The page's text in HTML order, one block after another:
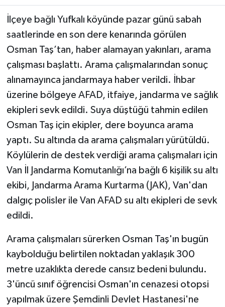
İlçeye bağlı Yufkalı köyünde pazar günü sabah
saatlerinde en son dere kenarında görülen
Osman Taş’tan, haber alamayan yakınları, arama
çalışması başlattı. Arama çalışmalarından sonuç
alınamayınca jandarmaya haber verildi. İhbar
üzerine bölgeye AFAD, itfaiye, jandarma ve sağlık
ekipleri sevk edildi. Suya düştüğü tahmin edilen
Osman Taş için ekipler, dere boyunca arama
yaptı. Su altında da arama çalışmaları yürütüldü.
Köylülerin de destek verdiği arama çalışmaları için
Van İl Jandarma Komutanlığı’na bağlı 6 kişilik su altı
ekibi, Jandarma Arama Kurtarma (JAK), Van'dan
dalgıç polisler ile Van AFAD su altı ekipleri de sevk
edildi.
Arama çalışmaları sürerken Osman Taş'ın bugün
kaybolduğu belirtilen noktadan yaklaşık 300
metre uzaklıkta derede cansız bedeni bulundu.
3'üncü sınıf öğrencisi Osman'ın cenazesi otopsi
yapılmak üzere Şemdinli Devlet Hastanesi'ne